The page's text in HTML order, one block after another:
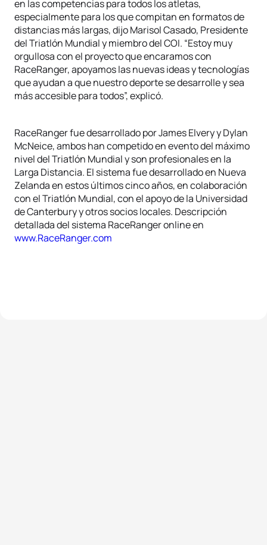
en las competencias para todos los atletas,
especialmente para los que compitan en formatos de
distancias más largas, dijo Marisol Casado, Presidente
del Triatlón Mundial y miembro del COI. “Estoy muy
orgullosa con el proyecto que encaramos con
RaceRanger, apoyamos las nuevas ideas y tecnologías
que ayudan a que nuestro deporte se desarrolle y sea
más accesible para todos”, explicó.
RaceRanger fue desarrollado por James Elvery y Dylan
McNeice, ambos han competido en evento del máximo
nivel del Triatlón Mundial y son profesionales en la
Larga Distancia. El sistema fue desarrollado en Nueva
Zelanda en estos últimos cinco años, en colaboración
con el Triatlón Mundial, con el apoyo de la Universidad
de Canterbury y otros socios locales. Descripción
detallada del sistema RaceRanger online en
www.RaceRanger.com